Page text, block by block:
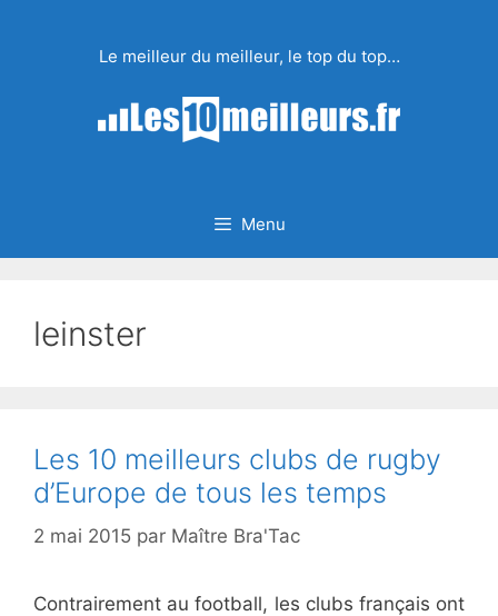
Le meilleur du meilleur, le top du top…
Menu
leinster
Les 10 meilleurs clubs de rugby
d’Europe de tous les temps
2 mai 2015 par Maître Bra'Tac
Contrairement au football, les clubs français ont